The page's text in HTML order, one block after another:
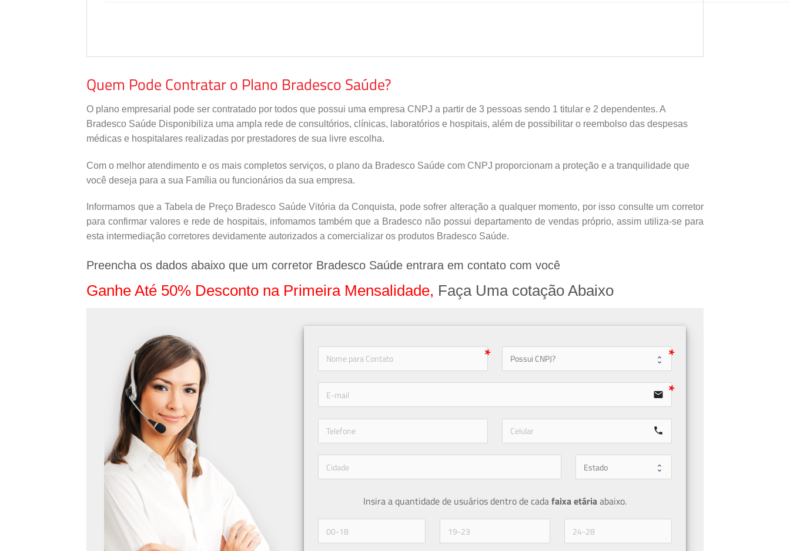
Quem Pode Contratar o Plano Bradesco Saúde?
O plano empresarial pode ser contratado por todos que possui uma empresa CNPJ a partir de 3 pessoas sendo 1 titular e 2 dependentes. A
Bradesco Saúde Disponibiliza uma ampla rede de consultórios, clínicas, laboratórios e hospitais, além de possibilitar o reembolso das despesas
médicas e hospitalares realizadas por prestadores de sua livre escolha.
Com o melhor atendimento e os mais completos serviços, o plano da Bradesco Saúde com CNPJ proporcionam a proteção e a tranquilidade que
você deseja para a sua Família ou funcionários da sua empresa.
Informamos que a Tabela de Preço Bradesco Saúde Vitória da Conquista, pode sofrer alteração a qualquer momento, por isso consulte um corretor
para confirmar valores e rede de hospitais, infomamos também que a Bradesco não possui departamento de vendas próprio, assim utiliza-se para
esta intermediação corretores devidamente autorizados a comercializar os produtos Bradesco Saúde.
Preencha os dados abaixo que um corretor Bradesco Saúde entrara em contato com você
Ganhe Até 50% Desconto na Primeira Mensalidade, Faça Uma cotação Abaixo
icon-user
email
icon-phone call
Insira a quantidade de usuários dentro de cada faixa etária abaixo.